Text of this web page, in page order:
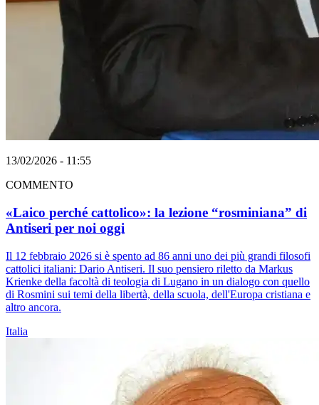
13/02/2026 - 11:55
COMMENTO
«Laico perché cattolico»: la lezione “rosminiana” di
Antiseri per noi oggi
Il 12 febbraio 2026 si è spento ad 86 anni uno dei più grandi filosofi
cattolici italiani: Dario Antiseri. Il suo pensiero riletto da Markus
Krienke della facoltà di teologia di Lugano in un dialogo con quello
di Rosmini sui temi della libertà, della scuola, dell'Europa cristiana e
altro ancora.
Italia